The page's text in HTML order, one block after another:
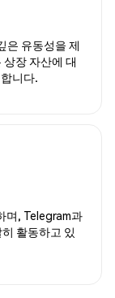
은 유동성을 제
장 자산에 대
니다.
며, Telegram과
활동하고 있